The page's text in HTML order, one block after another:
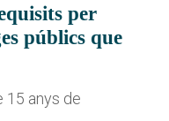
per
públics que
15 anys de